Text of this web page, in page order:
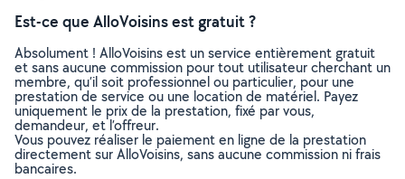
Est-ce que AlloVoisins est gratuit ?
Absolument ! AlloVoisins est un service entièrement gratuit
et sans aucune commission pour tout utilisateur cherchant un
membre, qu’il soit professionnel ou particulier, pour une
prestation de service ou une location de matériel. Payez
uniquement le prix de la prestation, fixé par vous,
demandeur, et l’offreur.
Vous pouvez réaliser le paiement en ligne de la prestation
directement sur AlloVoisins, sans aucune commission ni frais
bancaires.